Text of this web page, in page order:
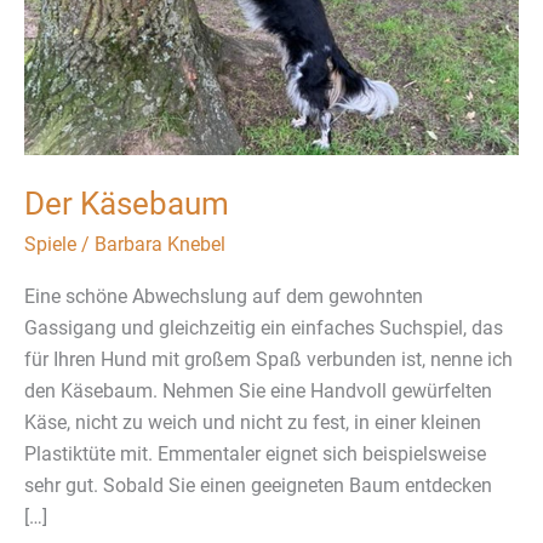
Der Käsebaum
Spiele / Barbara Knebel
Eine schöne Abwechslung auf dem gewohnten
Gassigang und gleichzeitig ein einfaches Suchspiel, das
für Ihren Hund mit großem Spaß verbunden ist, nenne ich
den Käsebaum. Nehmen Sie eine Handvoll gewürfelten
Käse, nicht zu weich und nicht zu fest, in einer kleinen
Plastiktüte mit. Emmentaler eignet sich beispielsweise
sehr gut. Sobald Sie einen geeigneten Baum entdecken
[…]